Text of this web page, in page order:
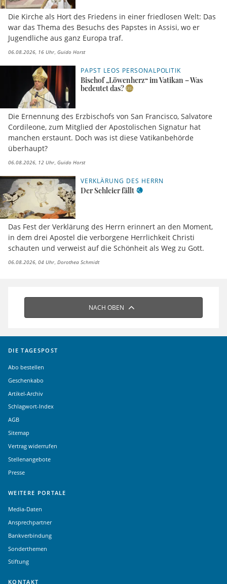
Die Kirche als Hort des Friedens in einer friedlosen Welt: Das
war das Thema des Besuchs des Papstes in Assisi, wo er
Jugendliche aus ganz Europa traf.
06.08.2026, 16 Uhr Guido Horst
PAPST LEOS PERSONALPOLITIK
Bischof „Löwenherz“ im Vatikan – Was
bedeutet das?
Die Ernennung des Erzbischofs von San Francisco, Salvatore
Cordileone, zum Mitglied der Apostolischen Signatur hat
manchen erstaunt. Doch was ist diese Vatikanbehörde
überhaupt?
06.08.2026, 12 Uhr Guido Horst
VERKLÄRUNG DES HERRN
Der Schleier fällt
Das Fest der Verklärung des Herrn erinnert an den Moment,
in dem drei Apostel die verborgene Herrlichkeit Christi
schauten und verweist auf die Schönheit als Weg zu Gott.
06.08.2026, 04 Uhr Dorothea Schmidt
NACH OBEN
DIE TAGESPOST
Abo bestellen
Geschenkabo
Artikel-Archiv
Schlagwort-Index
AGB
Sitemap
Vertrag widerrufen
Stellenangebote
Presse
WEITERE PORTALE
Media-Daten
Ansprechpartner
Bankverbindung
Sonderthemen
Stiftung
KONTAKT